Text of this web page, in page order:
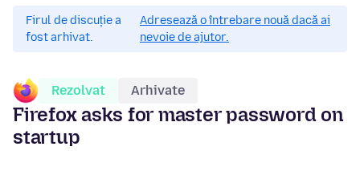
Firul de discuție a
fost arhivat.
Adresează o întrebare nouă dacă ai
nevoie de ajutor.
Rezolvat Arhivate
Firefox asks for master password on
startup